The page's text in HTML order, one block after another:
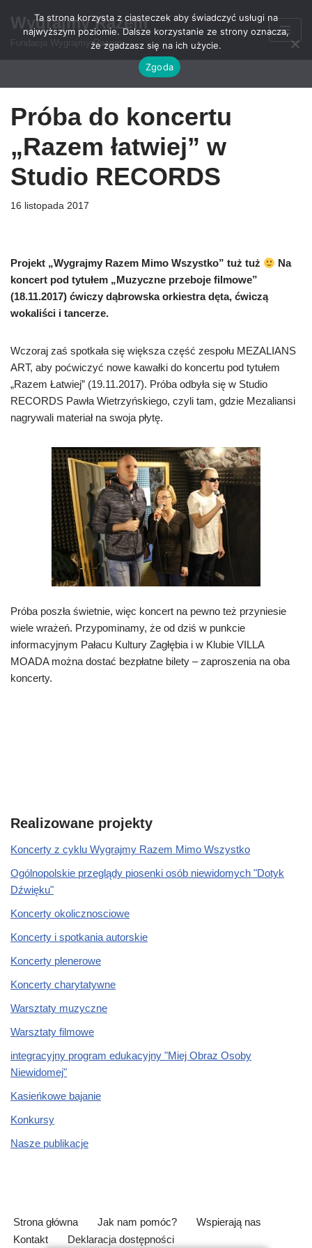
Przejdź
Wygrajmy Razem
Fundacja Wygrajmy Razem
Próba do koncertu
„Razem łatwiej” w
Studio RECORDS
16 listopada 2017
Projekt „Wygrajmy Razem Mimo Wszystko” tuż tuż
Na
koncert pod tytułem „Muzyczne przeboje filmowe”
(18.11.2017) ćwiczy dąbrowska orkiestra dęta, ćwiczą
wokaliści i tancerze.
Wczoraj zaś spotkała się większa część zespołu MEZALIANS
ART, aby poćwiczyć nowe kawałki do koncertu pod tytułem
„Razem Łatwiej” (19.11.2017). Próba odbyła się w Studio
RECORDS Pawła Wietrzyńskiego, czyli tam, gdzie Mezaliansi
nagrywali materiał na swoja płytę.
Próba poszła świetnie, więc koncert na pewno też przyniesie
wiele wrażeń. Przypominamy, że od dziś w punkcie
informacyjnym Pałacu Kultury Zagłębia i w Klubie VILLA
MOADA można dostać bezpłatne bilety – zaproszenia na oba
koncerty.
Realizowane projekty
Koncerty z cyklu Wygrajmy Razem Mimo Wszystko
Ogólnopolskie przeglądy piosenki osób niewidomych "Dotyk
Dźwięku"
Koncerty okolicznosciowe
Koncerty i spotkania autorskie
Koncerty plenerowe
Koncerty charytatywne
Warsztaty muzyczne
Warsztaty filmowe
integracyjny program edukacyjny "Miej Obraz Osoby
Niewidomej"
Kasieńkowe bajanie
Konkursy
Nasze publikacje
Strona główna Jak nam pomóc?
Wspierają nas
Kontakt
Deklaracja dostępności
Ta strona korzysta z ciasteczek aby świadczyć usługi na
najwyższym poziomie. Dalsze korzystanie ze strony oznacza,
że zgadzasz się na ich użycie.
Zgoda